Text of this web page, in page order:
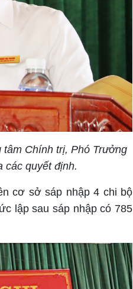
Chính trị, Phó Trưởng
các quyết định.
cơ sở sáp nhập 4 chi bộ
lập sau sáp nhập có 785